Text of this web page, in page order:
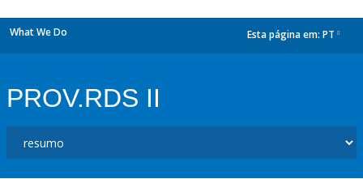
What We Do Esta página em: PT
PROV.RDS II